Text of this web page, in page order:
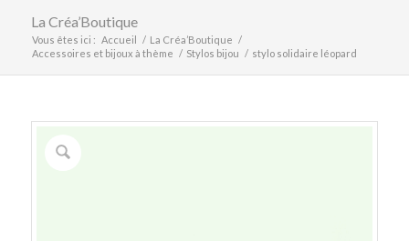
La Créa’Boutique
Vous êtes ici : Accueil / La Créa’Boutique /
Accessoires et bijoux à thème / Stylos bijou / stylo solidaire léopard